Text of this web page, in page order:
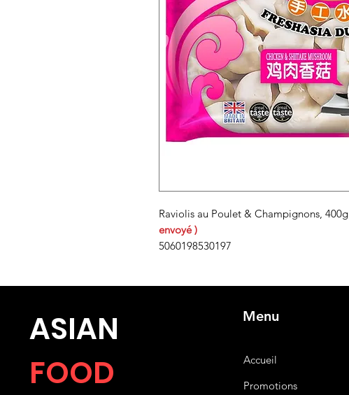
Raviolis au Poulet & Champignons, 400g
envoyé )
5060198530197
ASIAN
FOOD
Menu
Accueil
Promotions